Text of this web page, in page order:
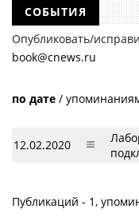
СОБЫТИЯ
Опубликовать/
book@cnews.ru
по дате /
12.02.2020
Публикаций - 1,